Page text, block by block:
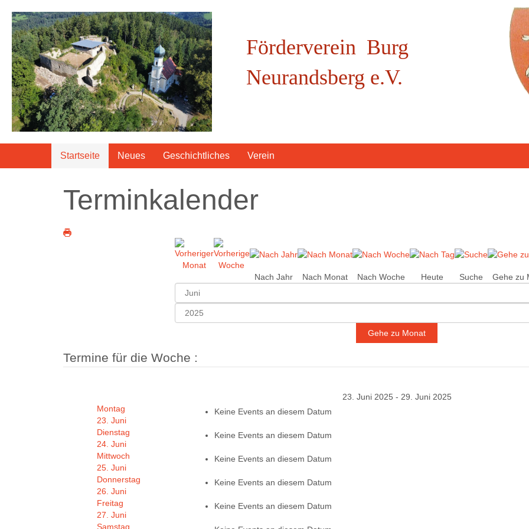
Förderverein Burg
Neurandsberg e.V.
Startseite Neues Geschichtliches Verein
Terminkalender
Nach Jahr Nach Monat Nach Woche Heute Suche Gehe zu
Gehe zu Monat
Termine für die Woche :
23. Juni 2025 - 29. Juni 2025
Montag
23. Juni
Keine Events an diesem Datum
Dienstag
24. Juni
Keine Events an diesem Datum
Mittwoch
25. Juni
Keine Events an diesem Datum
Donnerstag
26. Juni
Keine Events an diesem Datum
Freitag
27. Juni
Keine Events an diesem Datum
Samstag